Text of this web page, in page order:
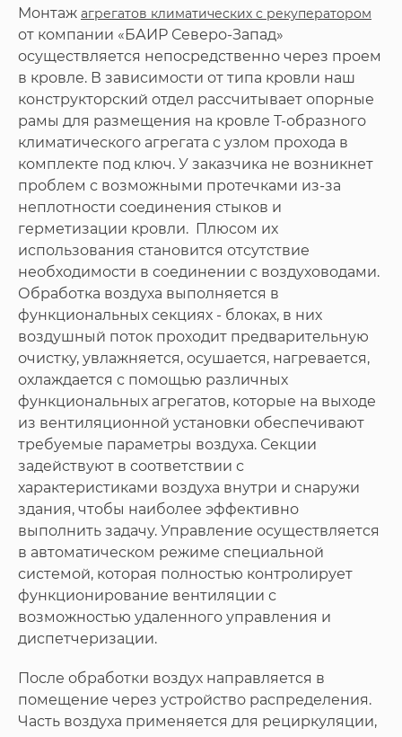
Монтаж агрегатов климатических с рекуператором
от компании «БАИР Северо-Запад»
осуществляется непосредственно через проем
в кровле. В зависимости от типа кровли наш
конструкторский отдел рассчитывает опорные
рамы для размещения на кровле Т-образного
климатического агрегата с узлом прохода в
комплекте под ключ. У заказчика не возникнет
проблем с возможными протечками из-за
неплотности соединения стыков и
герметизации кровли. Плюсом их
использования становится отсутствие
необходимости в соединении с воздуховодами.
Обработка воздуха выполняется в
функциональных секциях - блоках, в них
воздушный поток проходит предварительную
очистку, увлажняется, осушается, нагревается,
охлаждается с помощью различных
функциональных агрегатов, которые на выходе
из вентиляционной установки обеспечивают
требуемые параметры воздуха. Секции
задействуют в соответствии с
характеристиками воздуха внутри и снаружи
здания, чтобы наиболее эффективно
выполнить задачу. Управление осуществляется
в автоматическом режиме специальной
системой, которая полностью контролирует
функционирование вентиляции с
возможностью удаленного управления и
диспетчеризации.
После обработки воздух направляется в
помещение через устройство распределения.
Часть воздуха применяется для рециркуляции,